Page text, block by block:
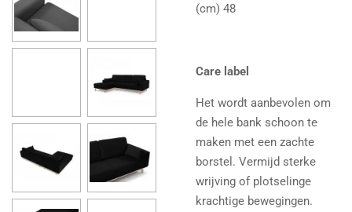
(cm) 48
Care label
Het wordt aanbevolen om
de hele bank schoon te
maken met een zachte
borstel. Vermijd sterke
wrijving of plotselinge
krachtige bewegingen.